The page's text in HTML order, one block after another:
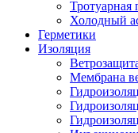
Тротуарная
Холодный
Герметики
Изоляция
Мембрана